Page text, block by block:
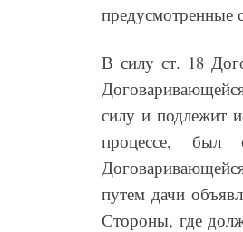
предусмотренные
В силу ст. 18
силу и подлежит
процессе, был
путем дачи
Стороны, где